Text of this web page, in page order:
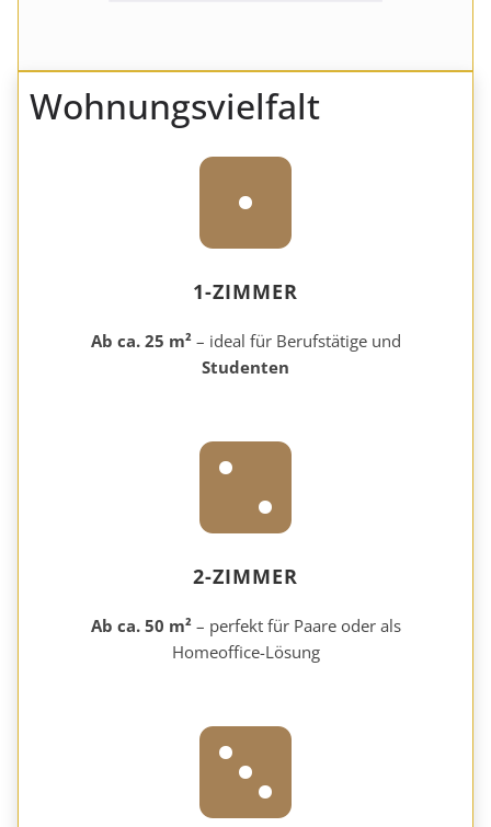
Wohnungsvielfalt
1-ZIMMER
Ab ca. 25 m²– ideal für Berufstätige und
Studenten
2-ZIMMER
Ab ca. 50 m²– perfekt für Paare oder als
Homeoffice-Lösung